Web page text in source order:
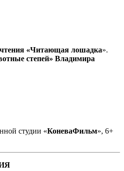
«Читающая лошадка».
степей» Владимира
студии «КоневаФильм», 6+